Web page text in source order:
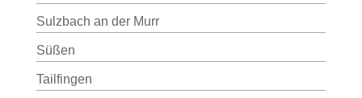
Sulzbach an der Murr
Süßen
Tailfingen